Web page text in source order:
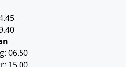
06.50
15.00